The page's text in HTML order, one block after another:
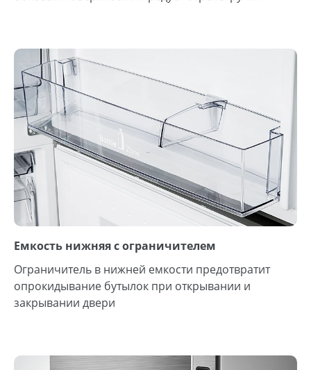
Емкость нижняя с ограничителем
Ограничитель в нижней емкости предотвратит
опрокидывание бутылок при открывании и
закрывании двери